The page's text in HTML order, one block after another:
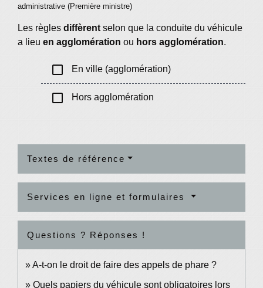
administrative (Première ministre)
Les règles diffèrent selon que la conduite du véhicule
a lieu en agglomération ou hors agglomération.
check_box_outline_blank En ville (agglomération)
check_box_outline_blank Hors agglomération
Textes de référence
Services en ligne et formulaires
Questions ? Réponses !
A-t-on le droit de faire des appels de phare ?
Quels papiers du véhicule sont obligatoires lors